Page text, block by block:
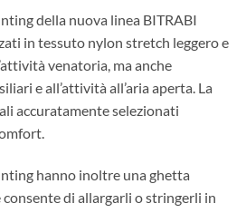
della nuova linea BITRABI
in tessuto nylon stretch leggero e
venatoria, ma anche
e all’attività all’aria aperta. La
accuratamente selezionati
hanno inoltre una ghetta
di allargarli o stringerli in